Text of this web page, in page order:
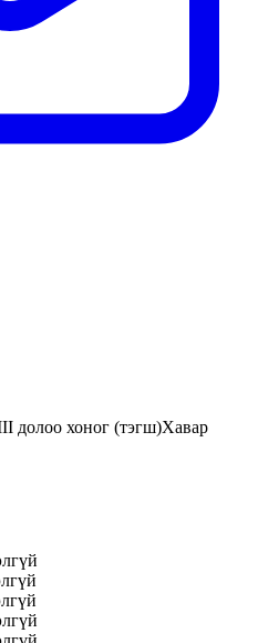
долоо хоног (тэгш)Хавар